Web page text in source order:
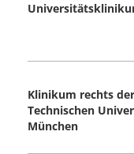
Klinikum rechts
Technischen
München